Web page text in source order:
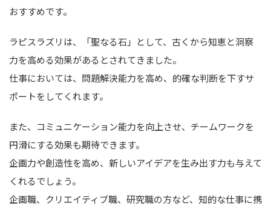
おすすめです。
ラピスラズリは、「聖なる石」として、古くから知恵と洞察
力を高める効果があるとされてきました。
仕事においては、問題解決能力を高め、的確な判断を下すサ
ポートをしてくれます。
また、コミュニケーション能力を向上させ、チームワークを
円滑にする効果も期待できます。
企画力や創造性を高め、新しいアイデアを生み出す力も与えて
くれるでしょう。
企画職、クリエイティブ職、研究職の方など、知的な仕事に携